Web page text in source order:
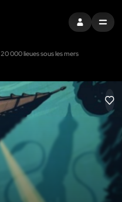
S'INSCRIREMENU
20 000 lieues sous les mers
LIKE